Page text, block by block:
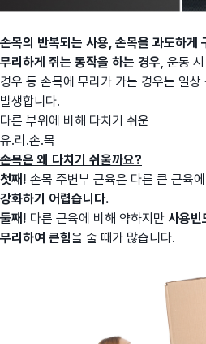
손목의 반복되는 사용, 손목을 과도하게
무리하게 쥐는 동작을 하는 경우, 운동
경우 등 손목에 무리가 가는 경우는 일상
발생합니다.
다른 부위에 비해 다치기 쉬운
유.리.손.목
손목은 왜 다치기 쉬울까요?
첫째! 손목 주변부 근육은 다른 큰 근육
강화하기 어렵습니다.
둘째! 다른 근육에 비해 약하지만 사용빈
무리하여 큰힘을 줄 때가 많습니다.